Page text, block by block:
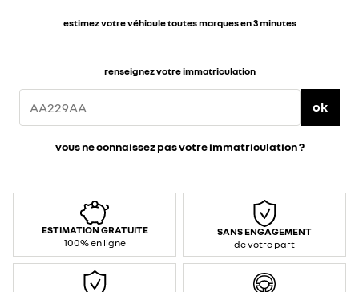
estimez votre véhicule toutes marques en 3 minutes
renseignez votre immatriculation
ok
vous ne connaissez pas votre immatriculation ?
ESTIMATION GRATUITE
100% en ligne
SANS ENGAGEMENT
de votre part